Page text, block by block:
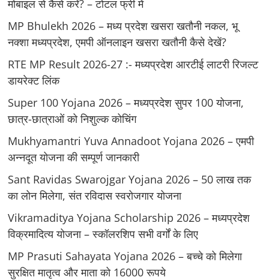
मोबाइल से कैसे करें? – टोटल फ्री में
MP Bhulekh 2026 – मध्य प्रदेश खसरा खतौनी नकल, भू
नक्शा मध्यप्रदेश, एमपी ऑनलाइन खसरा खतौनी कैसे देखें?
RTE MP Result 2026-27 :- मध्‍यप्रदेश आरटीई लाटरी रिजल्ट
डायरेक्ट लिंक
Super 100 Yojana 2026 – मध्यप्रदेश सुपर 100 योजना,
छात्र-छात्राओं को निशुल्क कोचिंग
Mukhyamantri Yuva Annadoot Yojana 2026 – एमपी
अन्नदूत योजना की सम्पूर्ण जानकारी
Sant Ravidas Swarojgar Yojana 2026 – 50 लाख तक
का लोन मिलेगा, संत रविदास स्वरोजगार योजना
Vikramaditya Yojana Scholarship 2026 – मध्‍यप्रदेश
विक्रमादित्‍य योजना – स्‍कॉलरशिप सभी वर्गों के लिए
MP Prasuti Sahayata Yojana 2026 – बच्चे को मिलेगा
सुरक्षित मातृत्व और माता को 16000 रूपये